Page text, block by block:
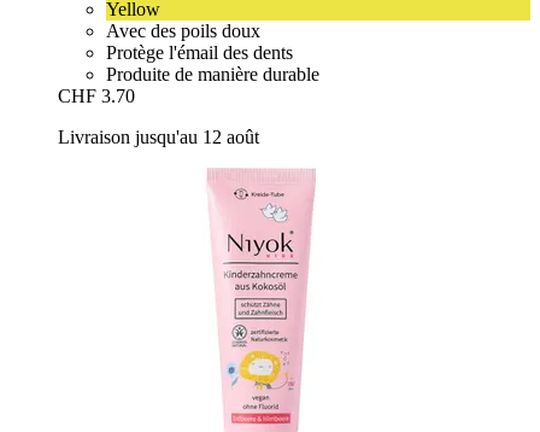
Yellow
Avec des poils doux
Protège l'émail des dents
Produite de manière durable
CHF 3.70
Livraison jusqu'au 12 août